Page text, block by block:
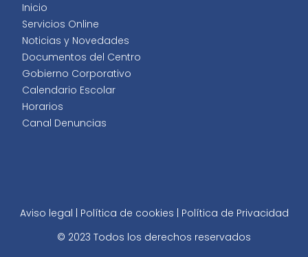
Inicio
Servicios Online
Noticias y Novedades
Documentos del Centro
Gobierno Corporativo
Calendario Escolar
Horarios
Canal Denuncias
Aviso legal | Política de cookies | Política de Privacidad
© 2023 Todos los derechos reservados